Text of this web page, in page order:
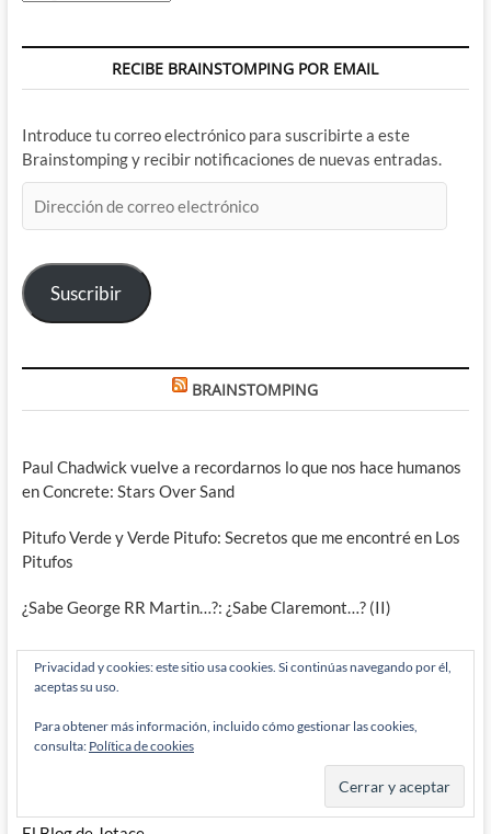
RECIBE BRAINSTOMPING POR EMAIL
Introduce tu correo electrónico para suscribirte a este
Brainstomping y recibir notificaciones de nuevas entradas.
de
electrónico
Suscribir
BRAINSTOMPING
Paul Chadwick vuelve a recordarnos lo que nos hace humanos
en Concrete: Stars Over Sand
Pitufo Verde y Verde Pitufo: Secretos que me encontré en Los
Pitufos
¿Sabe George RR Martin…?: ¿Sabe Claremont…? (II)
Privacidad y cookies: este sitio usa cookies. Si continúas navegando por él,
aceptas su uso.
Para obtener más información, incluido cómo gestionar las cookies,
consulta: Política de cookies